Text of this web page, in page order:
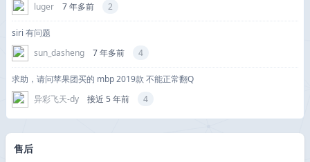
luger
7 年多前 2
siri 有问题
sun_dasheng
7 年多前 4
求助，请问苹果团买的 mbp 2019款 不能正常翻Q
异彩飞天-dy
接近 5 年前 4
售后